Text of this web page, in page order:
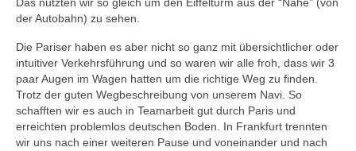
der Autobahn) zu sehen.
Die Pariser haben es aber nicht so ganz mit übersichtlicher oder
intuitiver Verkehrsführung und so waren wir alle froh, dass wir 3
paar Augen im Wagen hatten um die richtige Weg zu finden.
Trotz der guten Wegbeschreibung von unserem Navi. So
schafften wir es auch in Teamarbeit gut durch Paris und
erreichten problemlos deutschen Boden. In Frankfurt trennten
wir uns nach einer weiteren Pause und voneinander und nach